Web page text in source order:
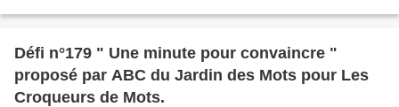
Défi n°179 " Une minute pour convaincre "
proposé par ABC du Jardin des Mots pour Les
Croqueurs de Mots.